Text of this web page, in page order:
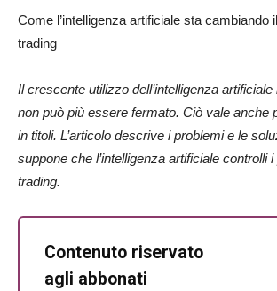
Come l’intelligenza artificiale sta cambiando
trading
Il crescente utilizzo dell’intelligenza
non può più essere fermato. Ciò vale anche
in titoli. L’articolo descrive i problemi e le
suppone che l’intelligenza artificiale controlli
trading.
Contenuto riservato
agli abbonati